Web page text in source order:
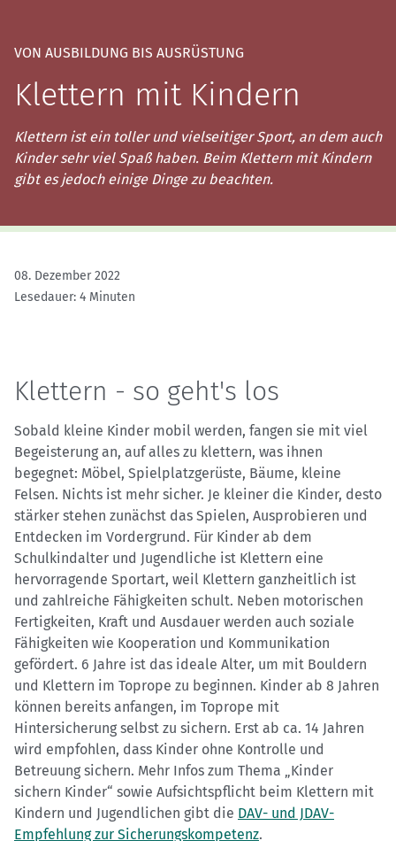
VON AUSBILDUNG BIS AUSRÜSTUNG
Klettern mit Kindern
Klettern ist ein toller und vielseitiger Sport, an dem auch
Kinder sehr viel Spaß haben. Beim Klettern mit Kindern
gibt es jedoch einige Dinge zu beachten.
08. Dezember 2022
Lesedauer: 4 Minuten
Klettern - so geht's los
Sobald kleine Kinder mobil werden, fangen sie mit viel
Begeisterung an, auf alles zu klettern, was ihnen
begegnet: Möbel, Spielplatzgerüste, Bäume, kleine
Felsen. Nichts ist mehr sicher. Je kleiner die Kinder, desto
stärker stehen zunächst das Spielen, Ausprobieren und
Entdecken im Vordergrund. Für Kinder ab dem
Schulkindalter und Jugendliche ist Klettern eine
hervorragende Sportart, weil Klettern ganzheitlich ist
und zahlreiche Fähigkeiten schult. Neben motorischen
Fertigkeiten, Kraft und Ausdauer werden auch soziale
Fähigkeiten wie Kooperation und Kommunikation
gefördert. 6 Jahre ist das ideale Alter, um mit Bouldern
und Klettern im Toprope zu beginnen. Kinder ab 8 Jahren
können bereits anfangen, im Toprope mit
Hintersicherung selbst zu sichern. Erst ab ca. 14 Jahren
wird empfohlen, dass Kinder ohne Kontrolle und
Betreuung sichern. Mehr Infos zum Thema „Kinder
sichern Kinder“ sowie Aufsichtspflicht beim Klettern mit
Kindern und Jugendlichen gibt die DAV- und JDAV-
Empfehlung zur Sicherungskompetenz.